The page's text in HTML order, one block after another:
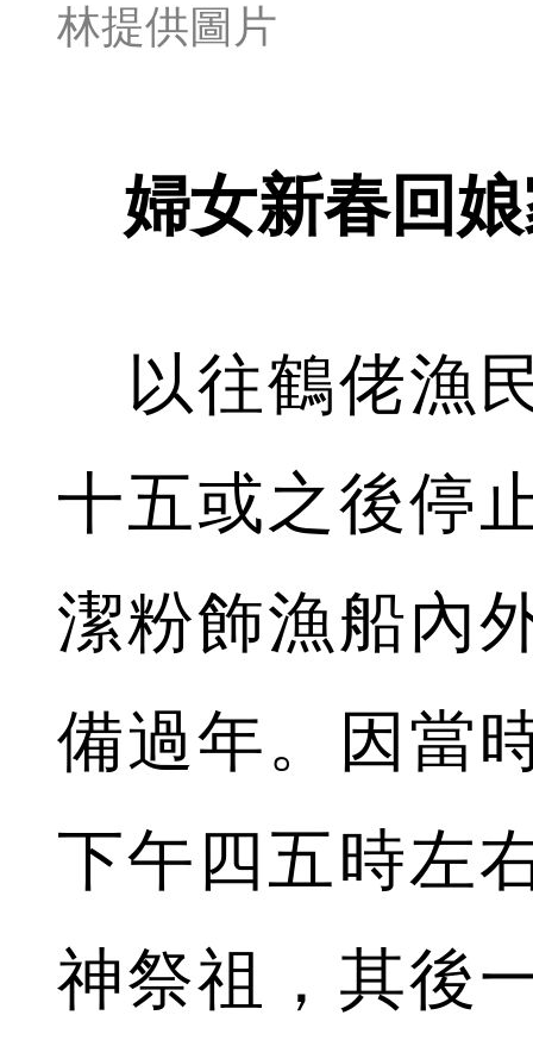
林提供圖片
婦女新春回娘
以往鶴佬漁
十五或之後停
潔粉飾漁船內
備過年。因當
下午四五時左
神祭祖，其後